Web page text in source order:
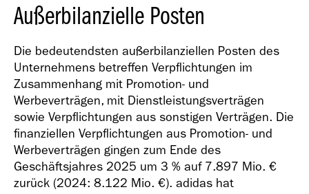
Außerbilanzielle Posten
Die bedeutendsten außerbilanziellen Posten des
Unternehmens betreffen Verpflichtungen im
Zusammenhang mit Promotion- und
Werbeverträgen, mit Dienstleistungsverträgen
sowie Verpflichtungen aus sonstigen Verträgen. Die
finanziellen Verpflichtungen aus Promotion- und
Werbeverträgen gingen zum Ende des
Geschäftsjahres 2025 um 3 % auf 7.897 Mio. €
zurück (2024: 8.122 Mio. €). adidas hat